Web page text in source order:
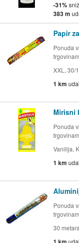
-31%
383 m
Papir
Ponuda
XXL, 30/1
1 km
Mirisni
Ponuda
Vanilija,
1 km
Ponuda
30 metara